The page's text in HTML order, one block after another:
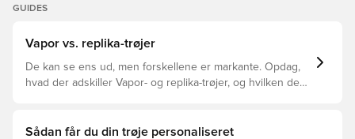
GUIDES
Vapor vs. replika-trøjer
De kan se ens ud, men forskellene er markante. Opdag,
hvad der adskiller Vapor- og replika-trøjer, og hvilken der
Sådan får du din trøje personaliseret